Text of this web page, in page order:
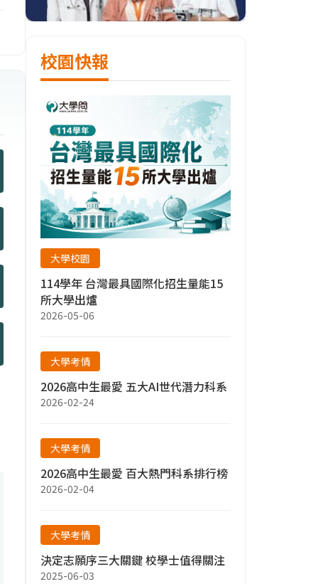
校園快報
大學校園
114學年 台灣最具國際化招生量能15
所大學出爐
2026-05-06
大學考情
2026高中生最愛 五大AI世代潛力科系
2026-02-24
大學考情
2026高中生最愛 百大熱門科系排行榜
2026-02-04
大學考情
決定志願序三大關鍵 校學士值得關注
2025-06-03